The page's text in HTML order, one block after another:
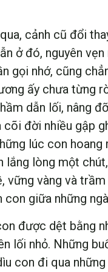
cảnh cũ đổi
ở đó, nguyên vẹn
gọi nhớ, cũng
ấy chưa từng
dẫn lối, nâng
đời nhiều gập
lúc con hoang
lắng lòng một
vững vàng và
giữa những
được dệt bằng
lối nhỏ. Những
con đi qua